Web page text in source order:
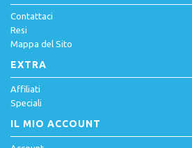
Contattaci
Resi
Mappa del Sito
EXTRA
Affiliati
Speciali
IL MIO ACCOUNT